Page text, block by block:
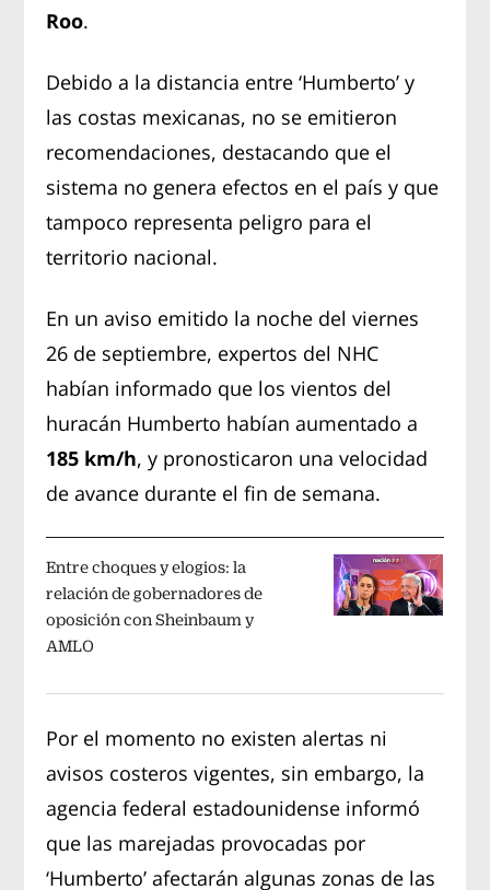
Roo.
Debido a la distancia entre ‘Humberto’ y
las costas mexicanas, no se emitieron
recomendaciones, destacando que el
sistema no genera efectos en el país y que
tampoco representa peligro para el
territorio nacional.
En un aviso emitido la noche del viernes
26 de septiembre, expertos del NHC
habían informado que los vientos del
huracán Humberto habían aumentado a
185 km/h, y pronosticaron una velocidad
de avance durante el fin de semana.
Entre choques y elogios: la
relación de gobernadores de
oposición con Sheinbaum y
AMLO
Por el momento no existen alertas ni
avisos costeros vigentes, sin embargo, la
agencia federal estadounidense informó
que las marejadas provocadas por
‘Humberto’ afectarán algunas zonas de las